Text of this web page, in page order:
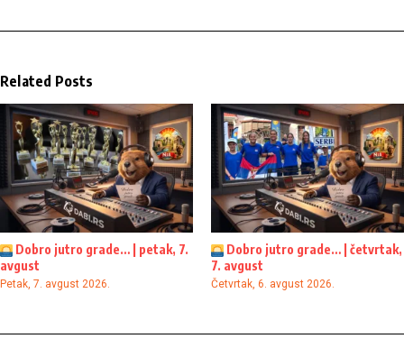
Related Posts
Dobro jutro grade… | petak, 7.
avgust
Petak, 7. avgust 2026.
Dobro jutro grade… | četvrtak,
7. avgust
Četvrtak, 6. avgust 2026.